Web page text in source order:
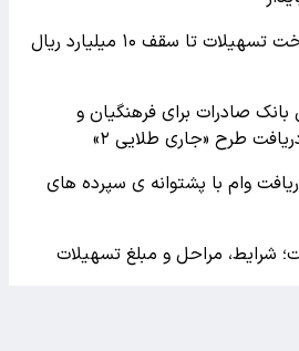
طرح «ماهان دی»؛ پرداخت تسهیلات تا سقف ۱۰ میلیارد ریال
بانک صادرات برای فرهنگیان و
طرح «جاری طلایی ۲»
وام با پشتوانه ی سپرده های
شرایط، مراحل و مبلغ تسهیلات